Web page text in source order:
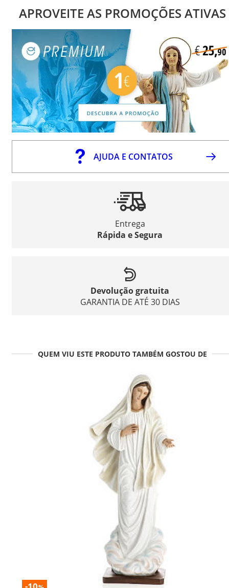
APROVEITE AS PROMOÇÕES ATIVAS
AJUDA E CONTATOS
Entrega
Rápida e Segura
Devolução gratuita
GARANTIA DE ATÉ 30 DIAS
QUEM VIU ESTE PRODUTO TAMBÉM GOSTOU DE